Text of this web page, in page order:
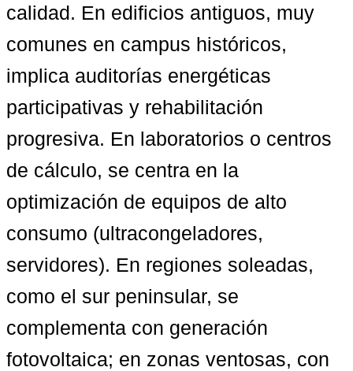
calidad. En edificios antiguos, muy
comunes en campus históricos,
implica auditorías energéticas
participativas y rehabilitación
progresiva. En laboratorios o centros
de cálculo, se centra en la
optimización de equipos de alto
consumo (ultracongeladores,
servidores). En regiones soleadas,
como el sur peninsular, se
complementa con generación
fotovoltaica; en zonas ventosas, con